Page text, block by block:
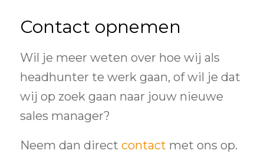
Contact opnemen
Wil je meer weten over hoe wij als
headhunter te werk gaan, of wil je dat
wij op zoek gaan naar jouw nieuwe
sales manager?
Neem dan direct contact met ons op.